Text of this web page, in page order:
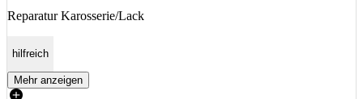
Reparatur Karosserie/Lack
hilfreich
Mehr anzeigen